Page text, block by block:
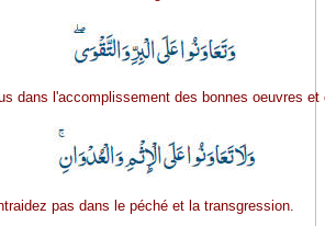
dans l'accomplissement des bonnes oeuvres et
pas dans le péché et la transgression.